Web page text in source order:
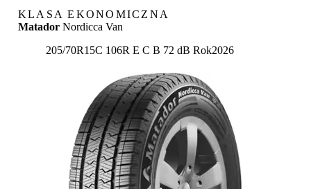
KLASA EKONOMICZNA
Matador Nordicca Van
205/70R15C 106R Etykieta:
E C B 72 dB Rok2026